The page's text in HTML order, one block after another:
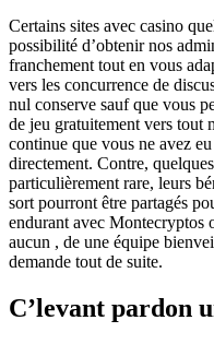
Certains sites avec casino
possibilité d’obtenir nos
franchement tout en vous
vers les concurrence de
nul conserve sauf que vous
de jeu gratuitement vers
continue que vous ne avez
directement. Contre,
particulièrement rare, leurs
sort pourront être partagés
endurant avec Montecryptos
aucun , de une équipe
demande tout de suite.
C’levant pardon